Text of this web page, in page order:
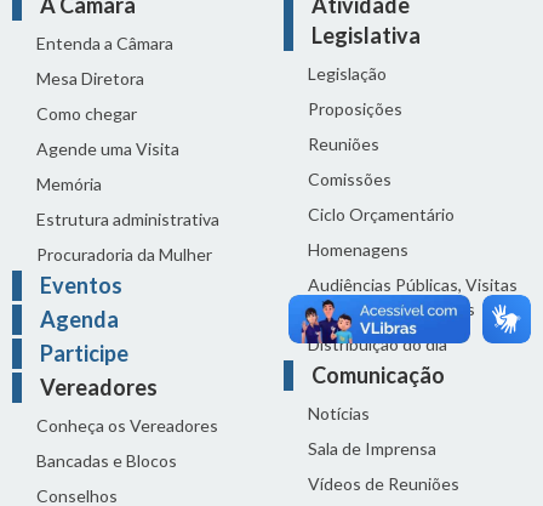
Entenda a Câmara
Mesa Diretora
Como chegar
Agende uma Visita
Memória
Estrutura administrativa
Procuradoria da Mulher
Eventos
Agenda
Participe
Vereadores
Conheça os Vereadores
Bancadas e Blocos
Conselhos
Legislativa
Legislação
Proposições
Reuniões
Comissões
Ciclo Orçamentário
Homenagens
Audiências Públicas, Visitas
Técnicas e Seminários
Distribuição do dia
Comunicação
Notícias
Sala de Imprensa
Vídeos de Reuniões